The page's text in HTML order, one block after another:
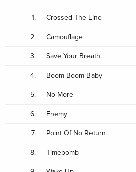
1. Crossed The Line
2. Camouflage
3. Save Your Breath
4. Boom Boom Baby
5. No More
6. Enemy
7. Point Of No Return
8. Timebomb